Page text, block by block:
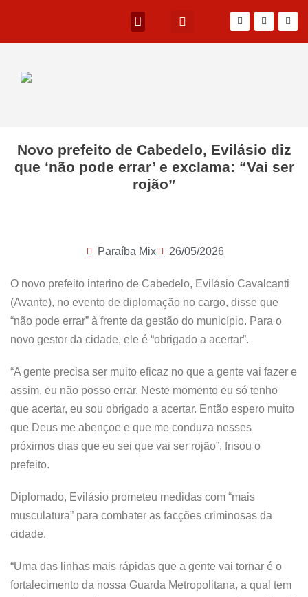
Novo prefeito de Cabedelo, Evilásio diz
que ‘não pode errar’ e exclama: “Vai ser
rojão”
Paraíba Mix 26/05/2026
O novo prefeito interino de Cabedelo, Evilásio Cavalcanti
(Avante), no evento de diplomação no cargo, disse que
“não pode errar” à frente da gestão do município. Para o
novo gestor da cidade, ele é “obrigado a acertar”.
“A gente precisa ser muito eficaz no que a gente vai fazer e
assim, eu não posso errar. Neste momento eu só tenho
que acertar, eu sou obrigado a acertar. Então espero muito
que Deus me abençoe e que me conduza nesses
próximos dias que eu sei que vai ser rojão”, frisou o
prefeito.
Diplomado, Evilásio prometeu medidas com “mais
musculatura” para combater as facções criminosas da
cidade.
“Uma das linhas mais rápidas que a gente vai tornar é o
fortalecimento da nossa Guarda Metropolitana, a qual tem